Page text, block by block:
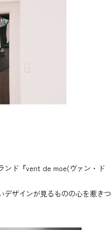
ンド『vent de moe(ヴァン・ド
デザインが見るものの心を惹きつ